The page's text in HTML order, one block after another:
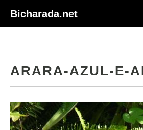
Bicharada.net
ARARA-AZUL-E-